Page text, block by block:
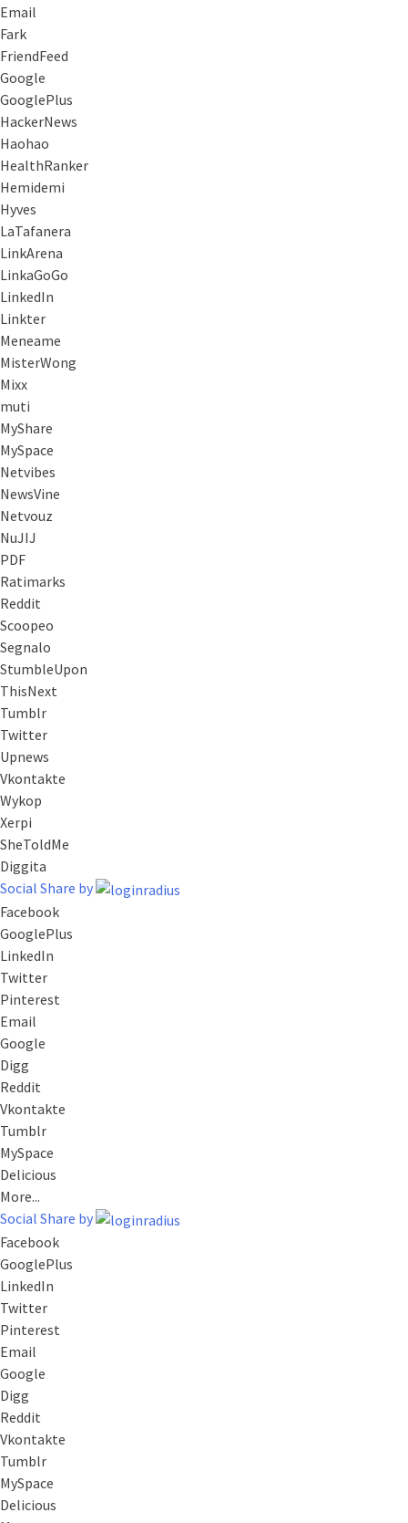
Email
Fark
FriendFeed
Google
GooglePlus
HackerNews
Haohao
HealthRanker
Hemidemi
Hyves
LaTafanera
LinkArena
LinkaGoGo
LinkedIn
Linkter
Meneame
MisterWong
Mixx
muti
MyShare
MySpace
Netvibes
NewsVine
Netvouz
NuJIJ
PDF
Ratimarks
Reddit
Scoopeo
Segnalo
StumbleUpon
ThisNext
Tumblr
Twitter
Upnews
Vkontakte
Wykop
Xerpi
SheToldMe
Diggita
Social Share by
Facebook
GooglePlus
LinkedIn
Twitter
Pinterest
Email
Google
Digg
Reddit
Vkontakte
Tumblr
MySpace
Delicious
More...
Social Share by
Facebook
GooglePlus
LinkedIn
Twitter
Pinterest
Email
Google
Digg
Reddit
Vkontakte
Tumblr
MySpace
Delicious